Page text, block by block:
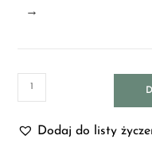
→
Dodaj do listy